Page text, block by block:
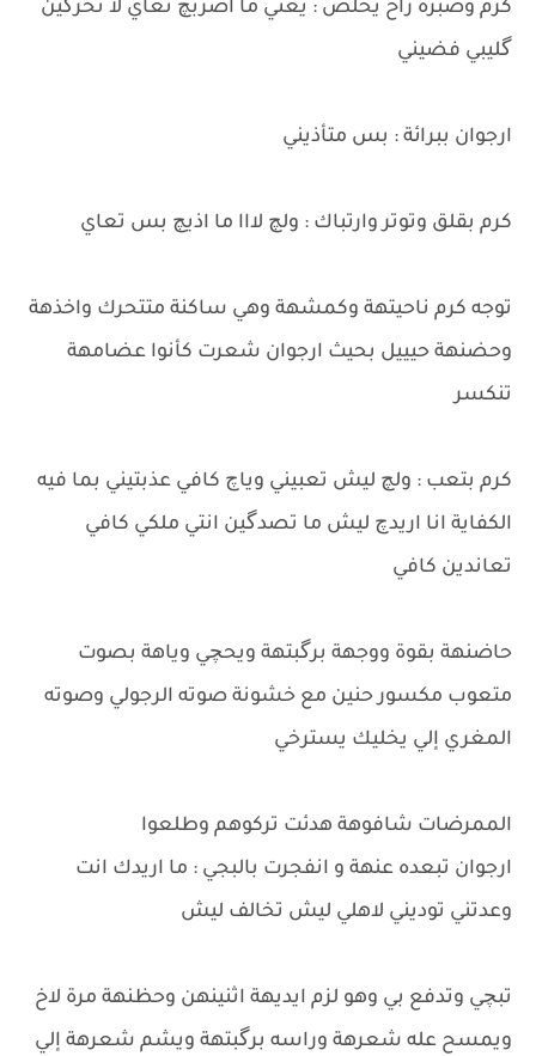
كرم وصبره راح يخلص : يعني ما اضربچ تعاي لا تحرگين
گليبي فضيني
ارجوان ببرائة : بس متأذيني
كرم بقلق وتوتر وارتباك : ولچ لااا ما اذيچ بس تعاي
توجه كرم ناحيتهة وكمشهة وهي ساكنة متتحرك واخذهة
وحضنهة حيييل بحيث ارجوان شعرت كأنوا عضامهة
تنكسر
كرم بتعب : ولچ ليش تعبيني وياچ كافي عذبتيني بما فيه
الكفاية انا اريدچ ليش ما تصدگين انتي ملكي كافي
تعاندين كافي
حاضنهة بقوة ووجهة برگبتهة ويحچي وياهة بصوت
متعوب مكسور حنين مع خشونة صوته الرجولي وصوته
المغري إلي يخليك يسترخي
الممرضات شافوهة هدئت تركوهم وطلعوا
ارجوان تبعده عنهة و انفجرت بالبجي : ما اريدك انت
وعدتني توديني لاهلي ليش تخالف ليش
تبچي وتدفع بي وهو لزم ايديهة اثنينهن وحظنهة مرة لاخ
ويمسح عله شعرهة وراسه برگبتهة ويشم شعرهة إلي